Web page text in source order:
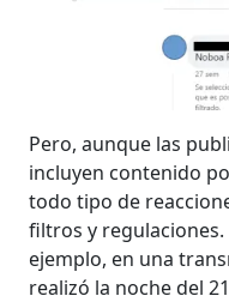
Pero, aunque las
incluyen contenido
todo tipo de
filtros y regulaciones.
ejemplo, en una
realizó la noche del